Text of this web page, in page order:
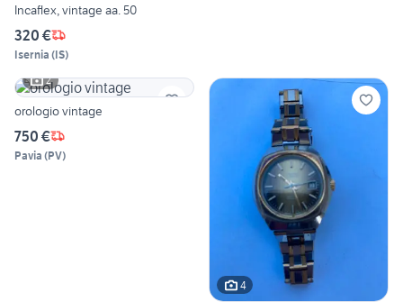
Incaflex, vintage aa. 50
320 €
Isernia (IS)
2
orologio vintage
750 €
Pavia (PV)
4